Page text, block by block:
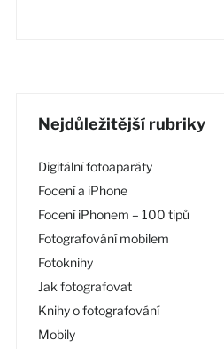
Nejdůležitější rubriky
Digitální fotoaparáty
Focení a iPhone
Focení iPhonem – 100 tipů
Fotografování mobilem
Fotoknihy
Jak fotografovat
Knihy o fotografování
Mobily